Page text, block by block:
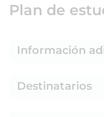
Plan de
Información
Destinatarios